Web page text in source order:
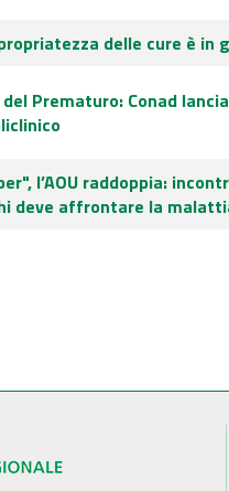
delle cure è in
Prematuro: Conad
l’AOU raddoppia:
deve affrontare la